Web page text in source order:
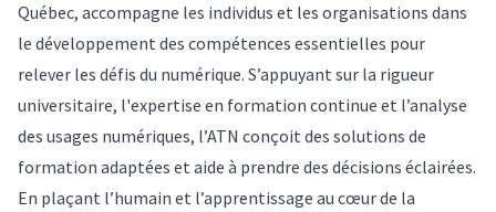
Québec, accompagne les individus et les organisations dans
le développement des compétences essentielles pour
relever les défis du numérique. S’appuyant sur la rigueur
universitaire, l'expertise en formation continue et l’analyse
des usages numériques, l’ATN conçoit des solutions de
formation adaptées et aide à prendre des décisions éclairées.
En plaçant l’humain et l’apprentissage au cœur de la